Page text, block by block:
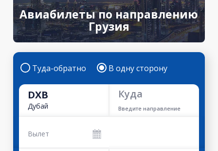
Авиабилеты по направлению
Грузия
Туда-обратно В одну сторону
DXB
Дубай
Куда
Введите направление
Вылет